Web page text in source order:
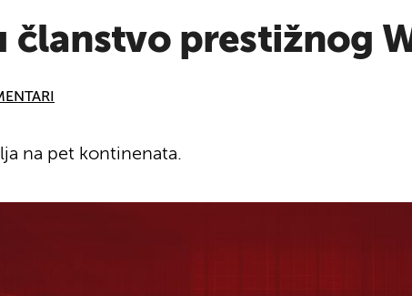
prestižnog
na pet kontinenata.